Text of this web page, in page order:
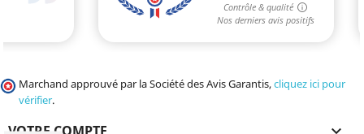
Marchand approuvé par la Société des Avis Garantis,cliquez ici pour
vérifier.